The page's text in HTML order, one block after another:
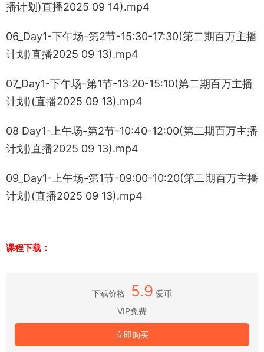
播计划)直播2025 09 14).mp4
06_Day1-下午场-第2节-15:30-17:30(第二期百万主播
计划)直播2025 09 13).mp4
07_Day1-下午场-第1节-13:20-15:10(第二期百万主播
计划)(直播2025 09 13).mp4
08 Day1-上午场-第2节-10:40-12:00(第二期百万主播
计划)直播2025 09 13).mp4
09_Day1-上午场-第1节-09:00-10:20(第二期百万主播
计划)(直播2025 09 13).mp4
课程下载：
下载价格 5.9 爱币
VIP免费
立即购买